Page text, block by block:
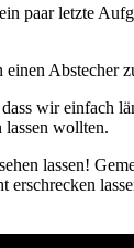
paar letzte
Abstecher
wir einfach
lassen wollten.
lassen!